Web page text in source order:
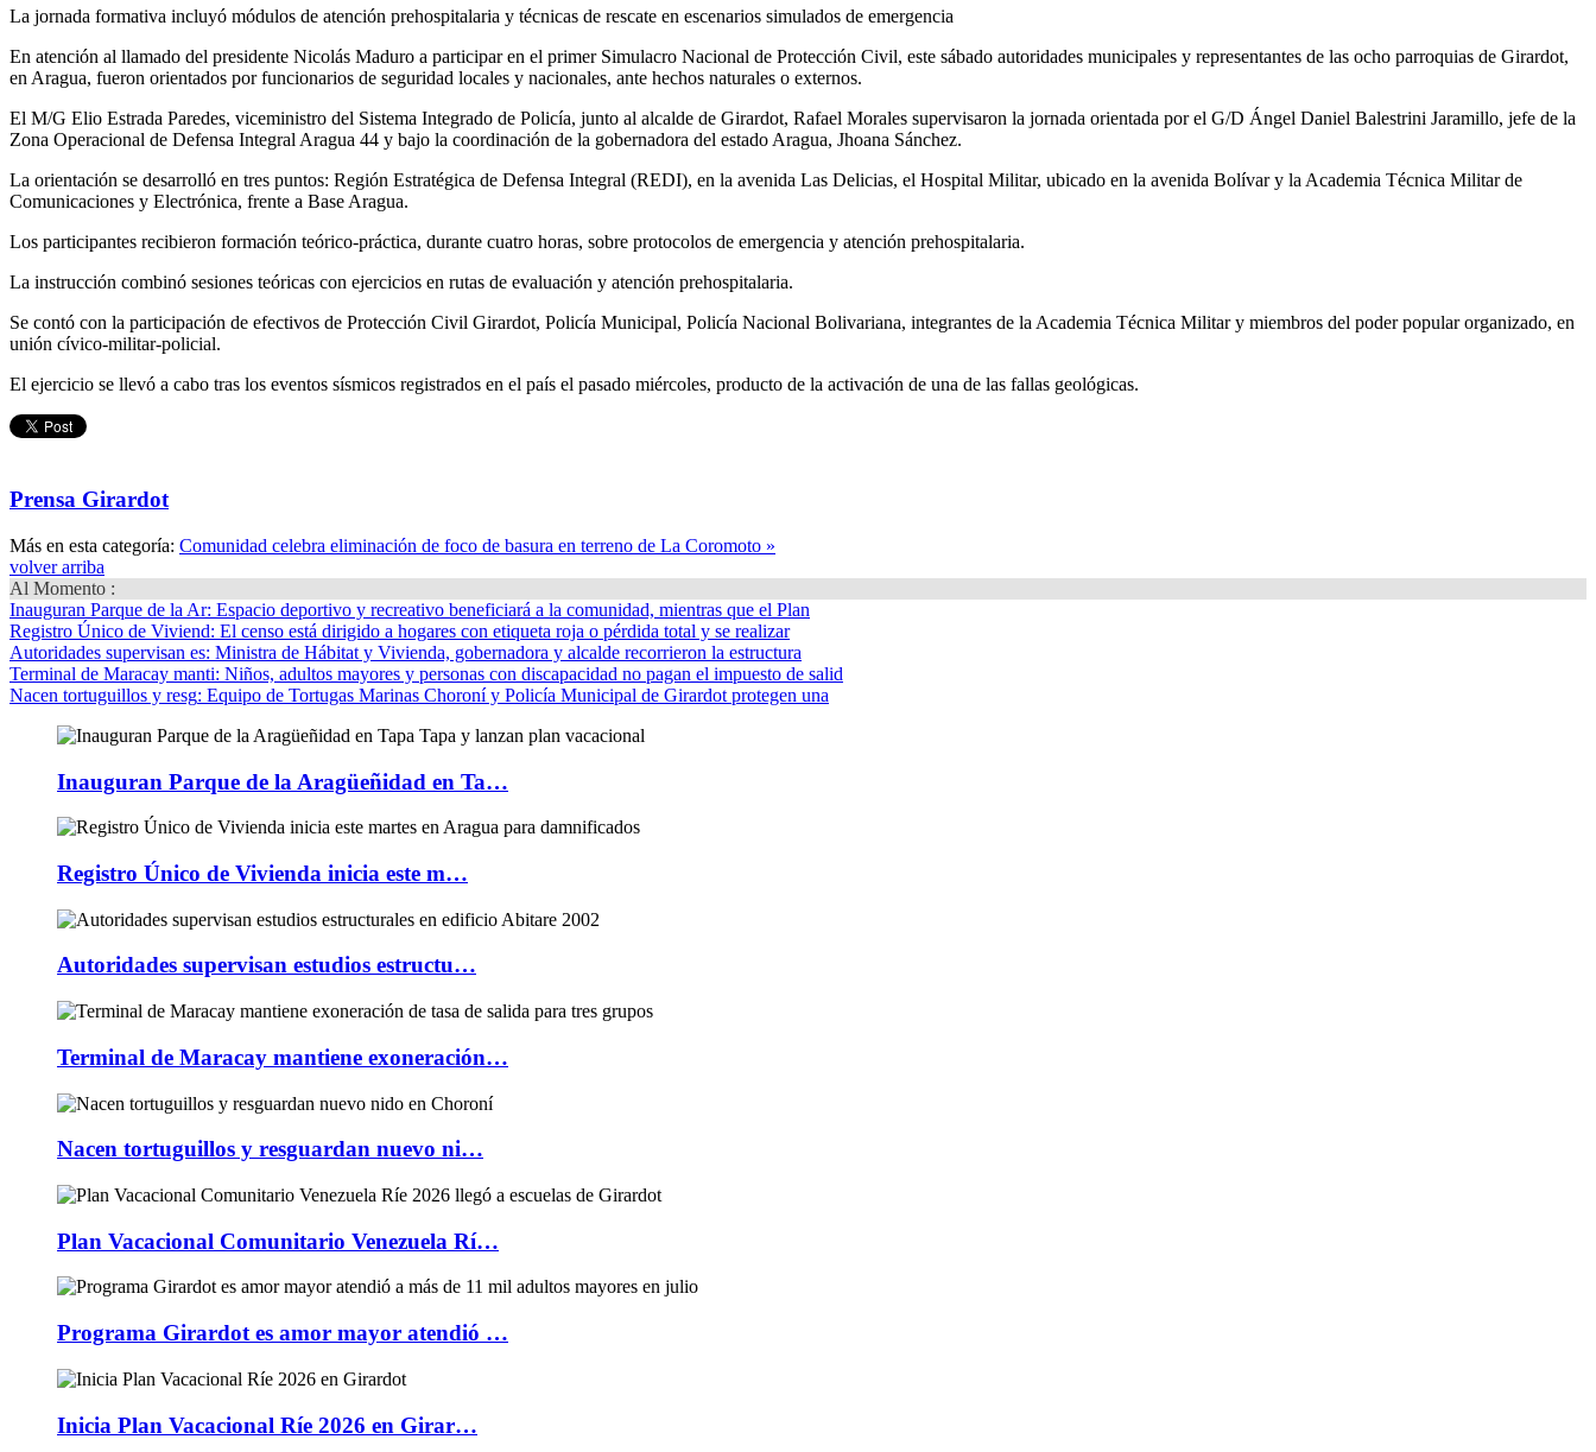
La jornada formativa incluyó módulos de atención prehospitalaria y técnicas de rescate en escenarios simulados de emergencia
En atención al llamado del presidente Nicolás Maduro a participar en el primer Simulacro Nacional de Protección Civil, este sábado autoridades municipales y representantes de las ocho parroquias de Girardot,
en Aragua, fueron orientados por funcionarios de seguridad locales y nacionales, ante hechos naturales o externos.
El M/G Elio Estrada Paredes, viceministro del Sistema Integrado de Policía, junto al alcalde de Girardot, Rafael Morales supervisaron la jornada orientada por el G/D Ángel Daniel Balestrini Jaramillo, jefe de la
Zona Operacional de Defensa Integral Aragua 44 y bajo la coordinación de la gobernadora del estado Aragua, Jhoana Sánchez.
La orientación se desarrolló en tres puntos: Región Estratégica de Defensa Integral (REDI), en la avenida Las Delicias, el Hospital Militar, ubicado en la avenida Bolívar y la Academia Técnica Militar de
Comunicaciones y Electrónica, frente a Base Aragua.
Los participantes recibieron formación teórico-práctica, durante cuatro horas, sobre protocolos de emergencia y atención prehospitalaria.
La instrucción combinó sesiones teóricas con ejercicios en rutas de evaluación y atención prehospitalaria.
Se contó con la participación de efectivos de Protección Civil Girardot, Policía Municipal, Policía Nacional Bolivariana, integrantes de la Academia Técnica Militar y miembros del poder popular organizado, en
unión cívico-militar-policial.
El ejercicio se llevó a cabo tras los eventos sísmicos registrados en el país el pasado miércoles, producto de la activación de una de las fallas geológicas.
Prensa Girardot
Más en esta categoría: Comunidad celebra eliminación de foco de basura en terreno de La Coromoto »
volver arriba
Al Momento :
Inauguran Parque de la Ar: Espacio deportivo y recreativo beneficiará a la comunidad, mientras que el Plan
Registro Único de Viviend: El censo está dirigido a hogares con etiqueta roja o pérdida total y se realizar
Autoridades supervisan es: Ministra de Hábitat y Vivienda, gobernadora y alcalde recorrieron la estructura
Terminal de Maracay manti: Niños, adultos mayores y personas con discapacidad no pagan el impuesto de salid
Nacen tortuguillos y resg: Equipo de Tortugas Marinas Choroní y Policía Municipal de Girardot protegen una
Inauguran Parque de la Aragüeñidad en Ta…
Registro Único de Vivienda inicia este m…
Autoridades supervisan estudios estructu…
Terminal de Maracay mantiene exoneración…
Nacen tortuguillos y resguardan nuevo ni…
Plan Vacacional Comunitario Venezuela Rí…
Programa Girardot es amor mayor atendió …
Inicia Plan Vacacional Ríe 2026 en Girar…